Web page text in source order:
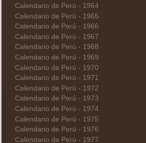
Calendario de Perú - 1964
Calendario de Perú - 1965
Calendario de Perú - 1966
Calendario de Perú - 1967
Calendario de Perú - 1968
Calendario de Perú - 1969
Calendario de Perú - 1970
Calendario de Perú - 1971
Calendario de Perú - 1972
Calendario de Perú - 1973
Calendario de Perú - 1974
Calendario de Perú - 1975
Calendario de Perú - 1976
Calendario de Perú - 1977